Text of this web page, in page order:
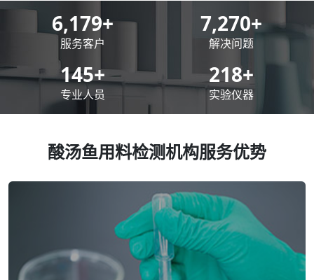
8,500+
服务客户
10,000+
解决问题
200+
专业人员
300+
实验仪器
酸汤鱼用料检测机构服务优势